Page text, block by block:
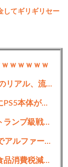
してギリギリセー
ｗｗｗｗｗ
【マジかよ】NISA貧乏に陥った人たちのリアル、流石に厳しい…w↓結果、食生活が悲惨な事に
【悲報】ゲオのサマーセールのチラシにPS5本体が載ってない
【USA】トランプおやびん肝入りの「トランプ級戦艦」、一隻作るのに4兆円かかる模様wwwwwww
【画像あり】インフルエンサー「20歳でアルファード一括で買えちゃう私って素敵」
【悲報】日本人、バカかもしれない。食品消費税減税（8%→1%）に93.2%が賛成してしまう